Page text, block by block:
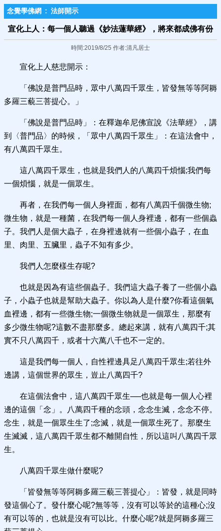
念覺學佛網 : 法師開示
宣化上人：每一個人聽過《妙法蓮華經》，將來都成佛有份
時間:2019/8/25 作者:清凡居士
宣化上人慈悲開示：
「佛說是普門品時，眾中八萬四千眾生，皆發無等等阿耨
多羅三藐三菩提心。」
「佛說是普門品時」：在釋迦牟尼佛宣說《法華經》，講
到〈普門品〉的時候，「眾中八萬四千眾生」：在這法會中，
有八萬四千眾生。
這八萬四千眾生，也就是我們人的八萬四千煩惱;我們每
一個煩惱，就是一個眾生。
再者，在我們每一個人身裡面，都有八萬四千個微生物;
微生物，就是一種菌，在我們每一個人身裡邊，都有一些個蟲
子。我們人是個大蟲子，在身裡邊就有一些個小蟲子，在血
里、肉里、五臟里，蟲子不知有多少。
我們人怎麼樣生存呢?
也就是因為有這些個蟲子。我們這大蟲子養了一些個小蟲
子，小蟲子也就是幫助大蟲子。你以為人是什麼?你看這個氣
血裡邊，都有一些微生物;一個微生物就是一個眾生，那麼有
多少微生物呢?這數不盡那麼多。總起來講，就有八萬四千;其
實不只八萬四千，或者十六萬八千也不一定的。
這是我們每一個人，自性裡邊具足八萬四千眾生;若往外
邊講，這個世界的眾生，豈止八萬四千?
在這個法會中，這八萬四千眾生──也就是每一個人心裡
邊的這個「念」。八萬四千種的念頭，念念生滅，念念不停。
念生，就是一個眾生生了;念滅，就是一個眾生死了。那麼生
生滅滅，這八萬四千眾生都不離開自性，所以這叫八萬四千眾
生。
八萬四千眾生做什麼呢?
「皆發無等等阿耨多羅三藐三菩提心」：皆發，就是同時
發這個心了。發什麼心呢?無等等，沒有可以等於的這種心;沒
有可以等的，也就是沒有可以比。什麼心呢?就是阿耨多羅三